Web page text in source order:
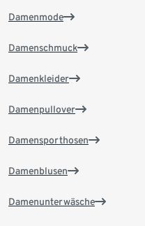
Damenmode
Damenschmuck
Damenkleider
Damenpullover
Damensporthosen
Damenblusen
Damenunterwäsche